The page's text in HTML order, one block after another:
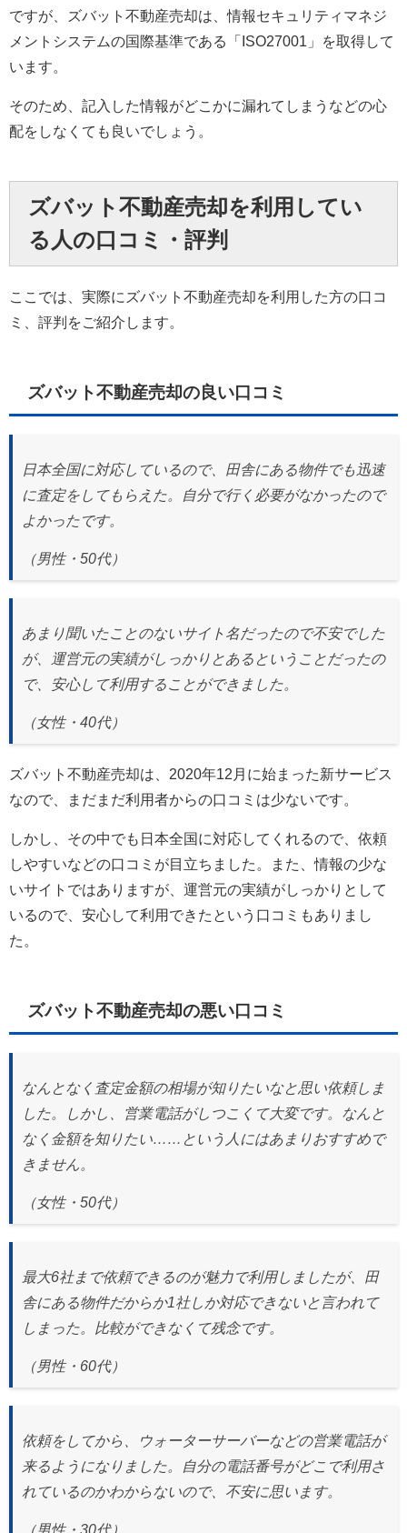
×
10時～18時/水曜日定休
0120-900-881
ですが、ズバット不動産売却は、情報セキュリティマネジ
メントシステムの国際基準である「ISO27001」を取得して
います。
そのため、記入した情報がどこかに漏れてしまうなどの心
配をしなくても良いでしょう。
ズバット不動産売却を利用してい
る人の口コミ・評判
ここでは、実際にズバット不動産売却を利用した方の口コ
ミ、評判をご紹介します。
ズバット不動産売却の良い口コミ
日本全国に対応しているので、田舎にある物件でも迅速
に査定をしてもらえた。自分で行く必要がなかったので
よかったです。
（男性・50代）
あまり聞いたことのないサイト名だったので不安でした
が、運営元の実績がしっかりとあるということだったの
で、安心して利用することができました。
（女性・40代）
ズバット不動産売却は、2020年12月に始まった新サービス
なので、まだまだ利用者からの口コミは少ないです。
しかし、その中でも日本全国に対応してくれるので、依頼
しやすいなどの口コミが目立ちました。また、情報の少な
いサイトではありますが、運営元の実績がしっかりとして
いるので、安心して利用できたという口コミもありまし
た。
ズバット不動産売却の悪い口コミ
なんとなく査定金額の相場が知りたいなと思い依頼しま
した。しかし、営業電話がしつこくて大変です。なんと
なく金額を知りたい……という人にはあまりおすすめで
きません。
（女性・50代）
最大6社まで依頼できるのが魅力で利用しましたが、田
舎にある物件だからか1社しか対応できないと言われて
しまった。比較ができなくて残念です。
（男性・60代）
依頼をしてから、ウォーターサーバーなどの営業電話が
来るようになりました。自分の電話番号がどこで利用さ
れているのかわからないので、不安に思います。
（男性・30代）